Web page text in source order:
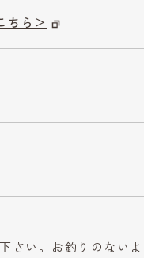
ちら＞
さい。お釣りのないよ